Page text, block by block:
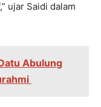
ujar Saidi dalam
Abulung